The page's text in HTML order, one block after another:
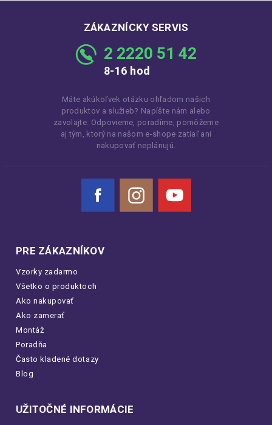
ZÁKAZNÍCKY SERVIS
2 2220 51 42
8-16 hod
Máte akúkoľvek otázku ohľadom našich
produktov a služieb? Napíšte nám alebo
zavolajte. Odpovieme, poradíme, pomôžeme
aj tým, ktorý na našom e-shope zatiaľ ani
nakupovať neplánujú.
Facebook Instagram YouTube
PRE ZÁKAZNÍKOV
Vzorky zadarmo
Všetko o produktoch
Ako nakupovať
Ako zamerať
Montáž
Poradňa
Často kladené dotazy
Blog
UŽITOČNÉ INFORMÁCIE